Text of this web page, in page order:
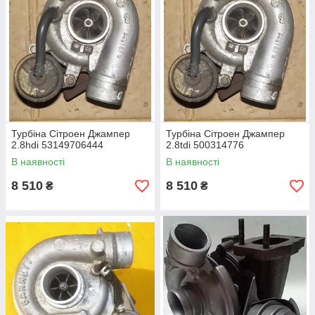
2.5 tdi: 53169706737, 53149707001,
53149707016, 99462375, 55231037
2.8 tdi: 500314776
2.8 hdi: 53149706444, 500344801, 962143720,
71783327, 53039880081, 500364493,
4937707052, 4937707050, 4913505050, 0375F6,
4913505050, 99460981, 4540610010, 99460981,
504084355
3.0 hdi: 504110697, 796122-5001S, 796122-1,
504384136, 504373677
Якщо маркування, яке ви шукаєте, немає в списку,
зателефонуйте нашому менеджеру і запитайте про
наявнясть турбіни на нашому складі.
Турбіна Сітроен Джампер
2.8hdi 53149706444
В наявності
8 510 ₴
Турбіна Сітроен Джампер
2.8tdi 500314776
В наявності
8 510 ₴